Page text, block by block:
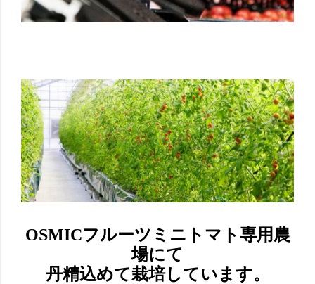
OSMICフルーツミニトマト専用農
場にて
丹精込めて栽培しています。